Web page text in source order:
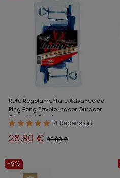
Rete Regolamentare Advance da
Ping Pong Tavolo Indoor Outdoor
Gioco Net Tennis
14 Recensioni
28,90 € 32,90 €
-9%